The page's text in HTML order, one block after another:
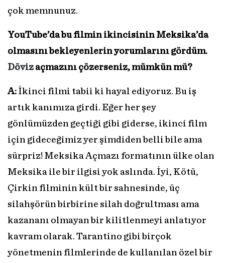
çok memnunuz.
YouTube’da bu filmin ikincisinin Meksika’da
olmasını bekleyenlerin yorumlarını gördüm.
Döviz açmazını çözerseniz, mümkün mü?
A: İkinci filmi tabii ki hayal ediyoruz. Bu iş
artık kanımıza girdi. Eğer her şey
gönlümüzden geçtiği gibi giderse, ikinci film
için gideceğimiz yer şimdiden belli bile ama
sürpriz! Meksika Açmazı formatının ülke olan
Meksika ile bir ilgisi yok aslında. İyi, Kötü,
Çirkin filminin kült bir sahnesinde, üç
silahşörün birbirine silah doğrultması ama
kazananı olmayan bir kilitlenmeyi anlatıyor
kavram olarak. Tarantino gibi birçok
yönetmenin filmlerinde de kullanılan özel bir